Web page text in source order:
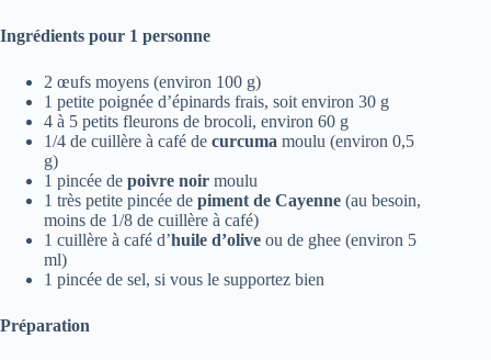
Ingrédients pour 1 personne
2 œufs moyens (environ 100 g)
1 petite poignée d’épinards frais, soit environ 30 g
4 à 5 petits fleurons de brocoli, environ 60 g
1/4 de cuillère à café de curcuma moulu (environ 0,5
g)
1 pincée de poivre noir moulu
1 très petite pincée de piment de Cayenne (au besoin,
moins de 1/8 de cuillère à café)
1 cuillère à café d’huile d’olive ou de ghee (environ 5
ml)
1 pincée de sel, si vous le supportez bien
Préparation